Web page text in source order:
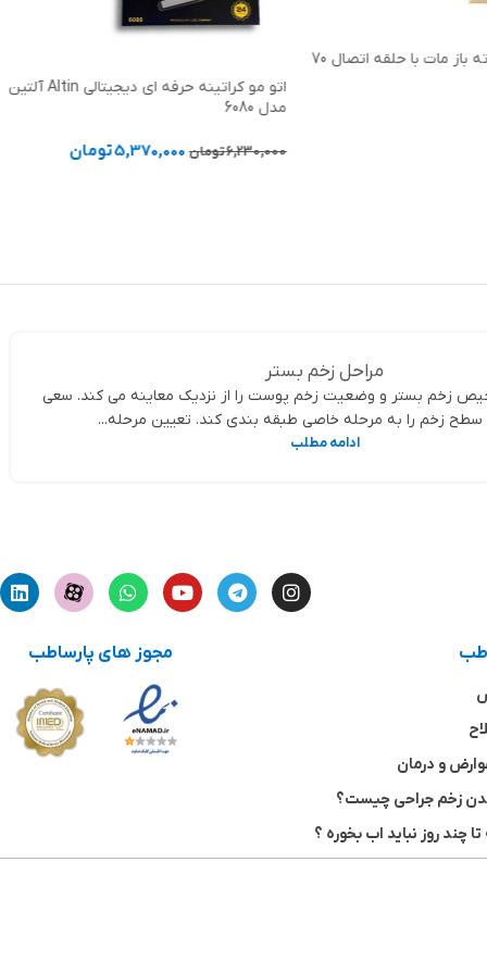
کیسه دو تکه ته باز مات با حلقه اتصال 70
اتو مو کراتینه حرفه ای دیجیتالی Altin آلتین
مدل 6080
6,230,000تومان 5,370,000تومان
مراحل زخم بستر
زخم بستر و وضعیت زخم پوست را از نزدیک معاینه می کند. سعی
سطح زخم را به مرحله خاصی طبقه بندی کند. تعیین مرحله...
ادامه مطلب
و درمان
زخم جراحی چیست؟
چند روز نباید اب بخوره ؟
مجوز های پارساطب